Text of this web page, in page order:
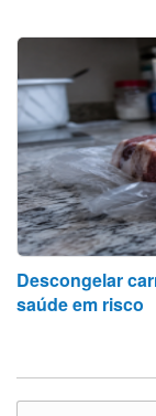
Descongelar
saúde em risco